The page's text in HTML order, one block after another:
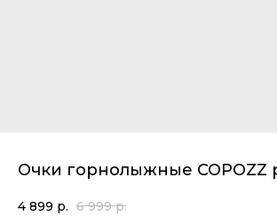
Очки горнолыжные COPOZZ
4 899 р. 6 999 р.